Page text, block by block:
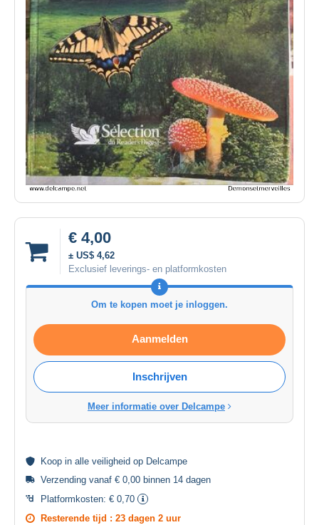
€ 4,00
± US$ 4,62
Exclusief leverings- en platformkosten
Om te kopen moet je inloggen.
Aanmelden
Inschrijven
Meer informatie over Delcampe
Koop in alle veiligheid op Delcampe
Verzending vanaf € 0,00 binnen 14 dagen
Platformkosten: € 0,70
Resterende tijd : 23 dagen 2 uur